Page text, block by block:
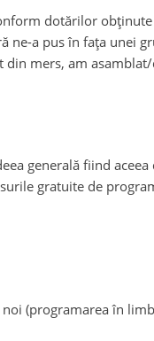
dotărilor
ne-a pus în fața unei
din mers, am
generală fiind
gratuite de
(programarea în